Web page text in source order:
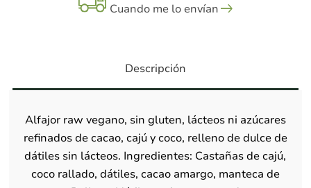
Cuando me lo envían
Descripción
Alfajor raw vegano, sin gluten, lácteos ni azúcares
refinados de cacao, cajú y coco, relleno de dulce de
dátiles sin lácteos. Ingredientes: Castañas de cajú,
coco rallado, dátiles, cacao amargo, manteca de